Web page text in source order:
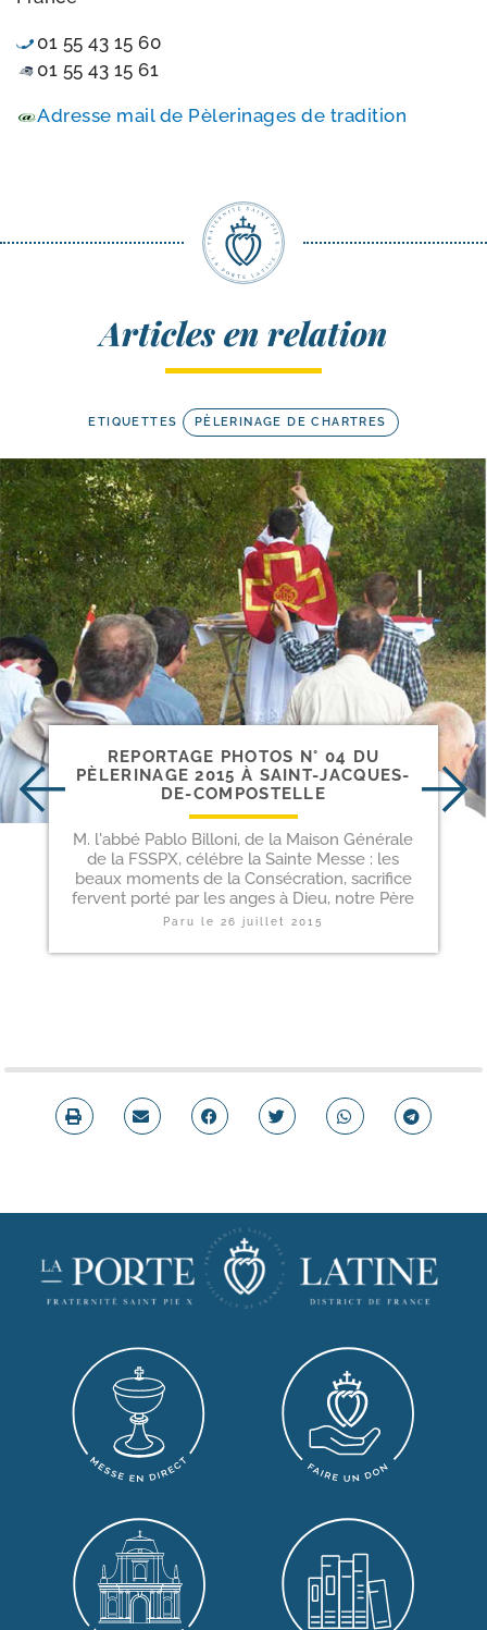
01 55 43 15 60
01 55 43 15 61
Adresse mail de Pèlerinages de tradition
Articles en relation
ETIQUETTES PÈLERINAGE DE CHARTRES
REPORTAGE PHOTOS N° 04 DU
PÈLERINAGE 2015 À SAINT-JACQUES-
DE-COMPOSTELLE
M. l'abbé Pablo Billoni, de la Maison Générale
de la FSSPX, célébre la Sainte Messe : les
beaux moments de la Consécration, sacrifice
fervent porté par les anges à Dieu, notre Père
Paru le26 juillet 2015